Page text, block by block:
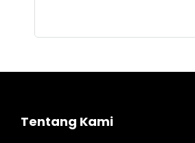
Tentang Kami